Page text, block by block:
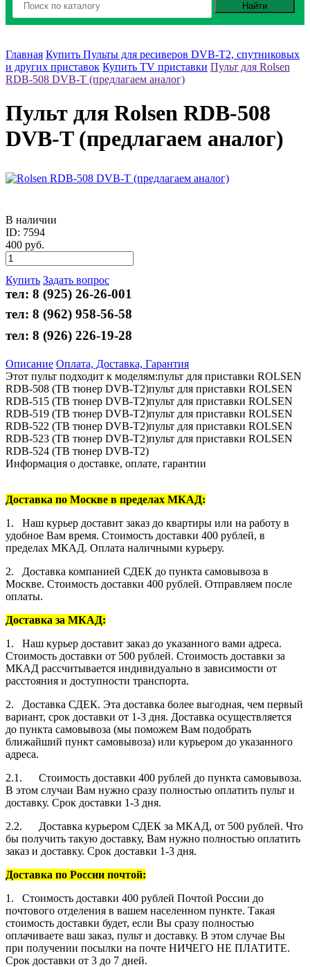
Найти
Главная Купить Пульты для ресиверов DVB-T2, спутниковых
и других приставок Купить TV приставки Пульт для Rolsen
RDB-508 DVB-T (предлагаем аналог)
Пульт для Rolsen RDB-508
DVB-T (предлагаем аналог)
В наличии
ID: 7594
400 руб.
Купить Задать вопрос
тел: 8 (925) 26-26-001
тел: 8 (962) 958-56-58
тел: 8 (926) 226-19-28
Описание Оплата, Доставка, Гарантия
Этот пульт подходит к моделям:пульт для приставки ROLSEN
RDB-508 (ТВ тюнер DVB-T2)пульт для приставки ROLSEN
RDB-515 (ТВ тюнер DVB-T2)пульт для приставки ROLSEN
RDB-519 (ТВ тюнер DVB-T2)пульт для приставки ROLSEN
RDB-522 (ТВ тюнер DVB-T2)пульт для приставки ROLSEN
RDB-523 (ТВ тюнер DVB-T2)пульт для приставки ROLSEN
RDB-524 (ТВ тюнер DVB-T2)
Информация о доставке, оплате, гарантии
Доставка по Москве в пределах МКАД:
1. Наш курьер доставит заказ до квартиры или на работу в
удобное Вам время. Стоимость доставки 400 рублей, в
пределах МКАД. Оплата наличными курьеру.
2. Доставка компанией СДЕК до пункта самовывоза в
Москве. Стоимость доставки 400 рублей. Отправляем после
оплаты.
Доставка за МКАД:
1. Наш курьер доставит заказ до указанного вами адреса.
Стоимость доставки от 500 рублей. Стоимость доставки за
МКАД рассчитывается индивидуально в зависимости от
расстояния и доступности транспорта.
2. Доставка СДЕК. Эта доставка более выгодная, чем первый
вариант, срок доставки от 1-3 дня. Доставка осуществляется
до пункта самовывоза (мы поможем Вам подобрать
ближайший пункт самовывоза) или курьером до указанного
адреса.
2.1. Стоимость доставки 400 рублей до пункта самовывоза.
В этом случаи Вам нужно сразу полностью оплатить пульт и
доставку. Срок доставки 1-3 дня.
2.2. Доставка курьером СДЕК за МКАД, от 500 рублей. Что
бы получить такую доставку, Вам нужно полностью оплатить
заказ и доставку. Срок доставки 1-3 дня.
Доставка по России почтой:
1. Стоимость доставки 400 рублей Почтой России до
почтового отделения в вашем населенном пункте. Такая
стоимость доставки будет, если Вы сразу полностью
оплачиваете ваш заказ, пульт и доставку. В этом случае Вы
при получении посылки на почте НИЧЕГО НЕ ПЛАТИТЕ.
Срок доставки от 3 до 7 дней.